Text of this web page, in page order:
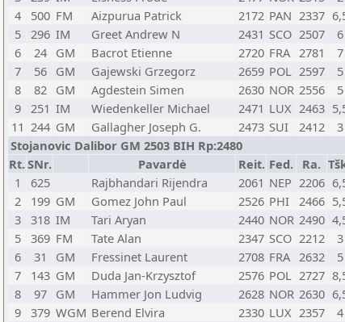
4
500 FM Aizpurua Patrick 2172 PAN 2337
5
296 IM Greet Andrew N 2431 SCO 2507 6
6
24 GM Bacrot Etienne 2720 FRA 2781 7
7
56 GM Gajewski Grzegorz 2659 POL 2597 5
8
82 GM Agdestein Simen 2630 NOR 2556 5
9
251 IM Wiedenkeller Michael 2471 LUX 2463
11 244 GM Gallagher Joseph G. 2473 SUI 2412 3
Stojanovic Dalibor GM 2503 BIH Rp:2480
Rt.SNr. Pavardė Reit. Fed. Ra.
1
625 Rajbhandari Rijendra 2061 NEP 2206
2
199 GM Gomez John Paul 2526 PHI 2466
3
318 IM Tari Aryan 2440 NOR 2490
5
369 FM Tate Alan 2347 SCO 2212 3
6
31 GM Fressinet Laurent 2708 FRA 2632 5
7
143 GM Duda Jan-Krzysztof 2576 POL 2727
8
97 GM Hammer Jon Ludvig 2628 NOR 2630
9
379 WGM Berend Elvira 2330 LUX 2357 4